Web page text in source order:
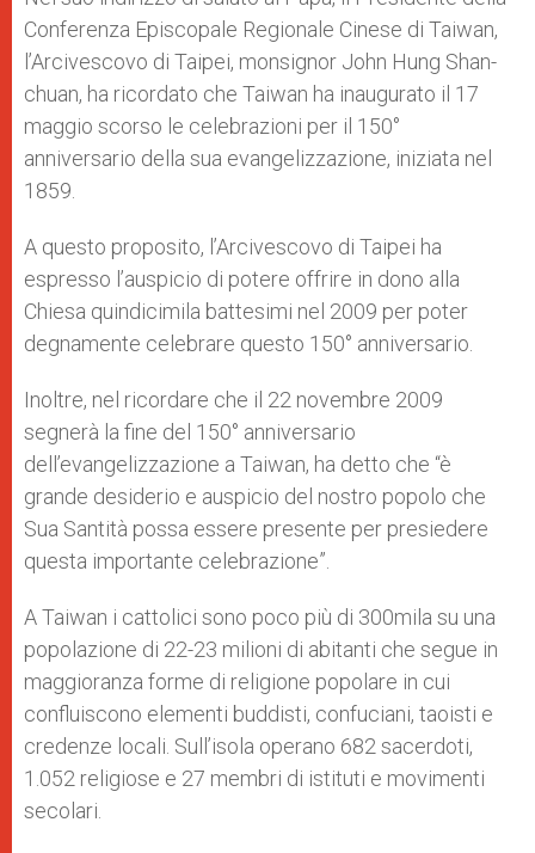
Conferenza Episcopale Regionale Cinese di Taiwan,
l’Arcivescovo di Taipei, monsignor John Hung Shan-
chuan, ha ricordato che Taiwan ha inaugurato il 17
maggio scorso le celebrazioni per il 150°
anniversario della sua evangelizzazione, iniziata nel
1859.
A questo proposito, l’Arcivescovo di Taipei ha
espresso l’auspicio di potere offrire in dono alla
Chiesa quindicimila battesimi nel 2009 per poter
degnamente celebrare questo 150° anniversario.
Inoltre, nel ricordare che il 22 novembre 2009
segnerà la fine del 150° anniversario
dell’evangelizzazione a Taiwan, ha detto che “è
grande desiderio e auspicio del nostro popolo che
Sua Santità possa essere presente per presiedere
questa importante celebrazione”.
A Taiwan i cattolici sono poco più di 300mila su una
popolazione di 22-23 milioni di abitanti che segue in
maggioranza forme di religione popolare in cui
confluiscono elementi buddisti, confuciani, taoisti e
credenze locali. Sull’isola operano 682 sacerdoti,
1.052 religiose e 27 membri di istituti e movimenti
secolari.